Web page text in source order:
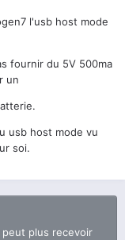
l'usb host mode
fournir du 5V 500ma
un
usb host mode vu
soi.
plus recevoir